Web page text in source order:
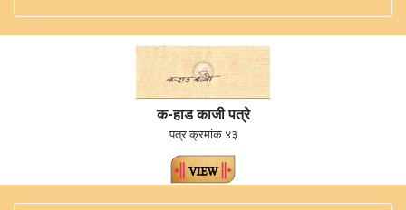
क-हाड काजी पत्रे
पत्र क्रमांक ४३